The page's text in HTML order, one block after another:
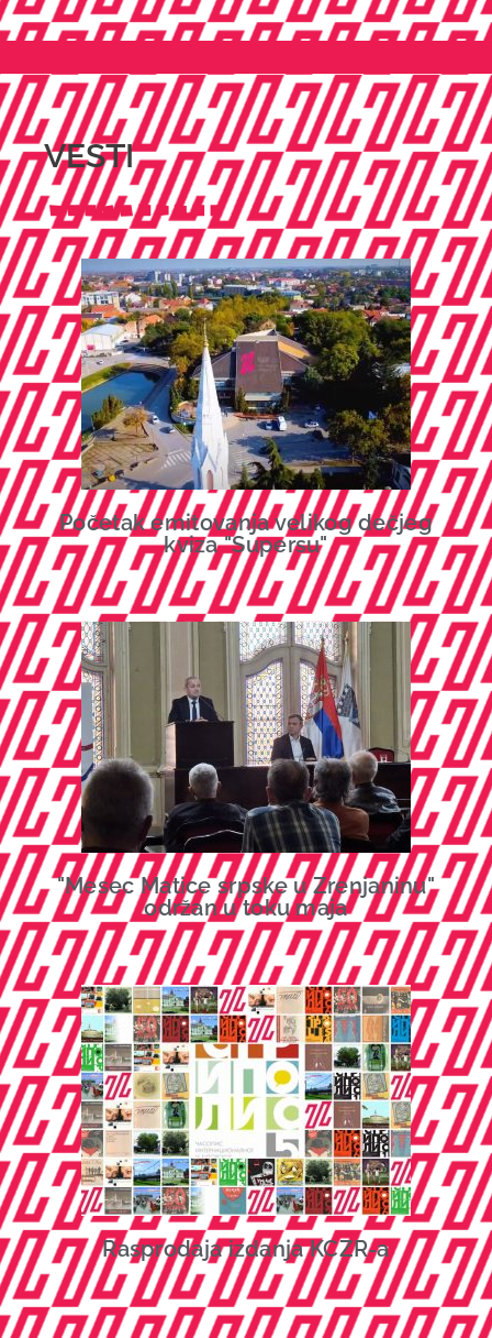
VESTI
Početak emitovanja velikog dečjeg
kviza "Supersu"
"Mesec Matice srpske u Zrenjaninu"
održan u toku maja
Rasprodaja izdanja KCZR-a